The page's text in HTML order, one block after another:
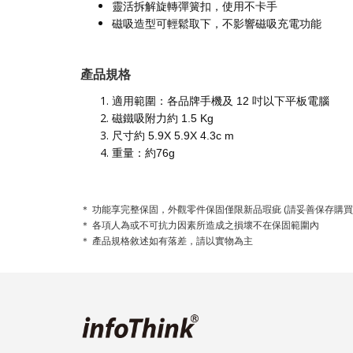
靈活拆解旋轉彈簧扣，使用不卡手
磁吸造型可輕鬆取下，不影響磁吸充電功能
產品規格
適用範圍：各品牌手機及 12 吋以下平板電腦
磁鐵吸附力約 1.5 Kg
尺寸約 5.9X 5.9X 4.3c m
重量：約76g
＊ 功能享完整保固，外觀零件保固僅限新品瑕疵 (請妥善保存購
＊ 各項人為或不可抗力因素所造成之損壞不在保固範圍內
＊ 產品規格敘述如有落差，請以實物為主